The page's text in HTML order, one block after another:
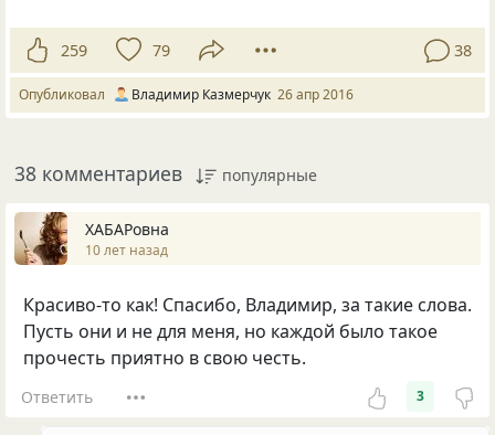
259 79 38
Опубликовал Владимир Казмерчук 26 апр 2016
38 комментариев популярные
ХАБАРовна
10 лет назад
Красиво-то как! Спасибо, Владимир, за такие слова.
Пусть они и не для меня, но каждой было такое
прочесть приятно в свою честь.
Ответить 3